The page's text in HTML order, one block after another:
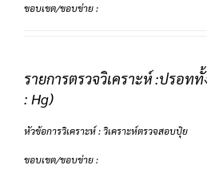
ขอบเขต/ขอบข่าย :
รายการตรวจวิเคราะห์ :ปรอท
: Hg)
หัวข้อการวิเคราะห์ : วิเคราะห์ตรวจสอบปุ๋ย
ขอบเขต/ขอบข่าย :